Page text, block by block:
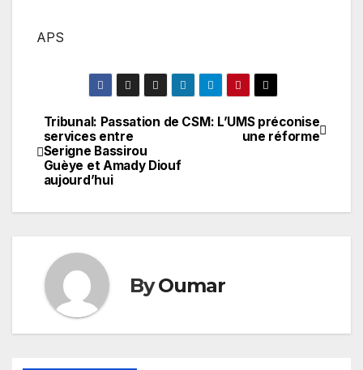
APS
Navigation
de
l’article
CSM: L’UMS préconise
une réforme
Tribunal: Passation de
services entre
Serigne Bassirou
Guèye et Amady Diouf
aujourd’hui
ByOumar